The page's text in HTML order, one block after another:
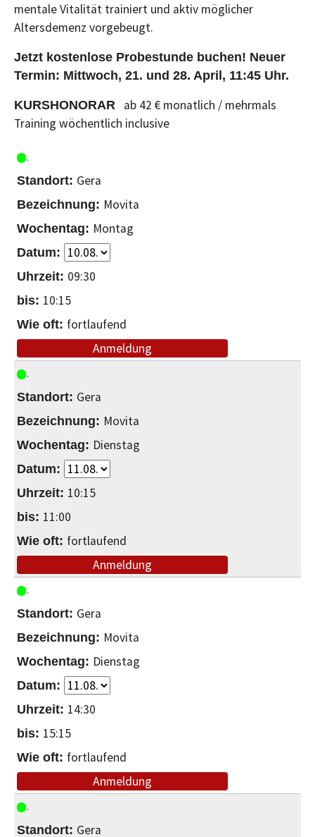
mentale Vitalität trainiert und aktiv möglicher
Altersdemenz vorgebeugt.
Jetzt kostenlose Probestunde buchen! Neuer
Termin: Mittwoch, 21. und 28. April, 11:45 Uhr.
KURSHONORAR ab 42 € monatlich / mehrmals
Training wöchentlich inclusive
Gera
Movita
Montag
09:30
10:15
fortlaufend
Anmeldung
Gera
Movita
Dienstag
10:15
11:00
fortlaufend
Anmeldung
Gera
Movita
Dienstag
14:30
15:15
fortlaufend
Anmeldung
Gera